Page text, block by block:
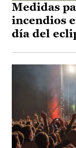
Medidas
incendios
día del